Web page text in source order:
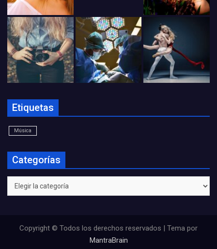
Etiquetas
Música
Categorías
Categorías
Copyright © Todos los derechos reservados | Tema por
MantraBrain